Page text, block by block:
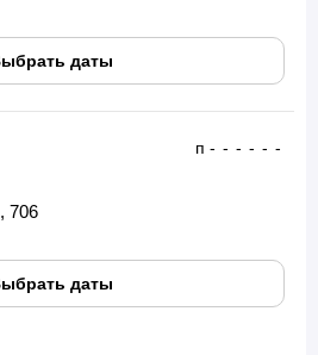
даты
706
п - - - - - -
даты